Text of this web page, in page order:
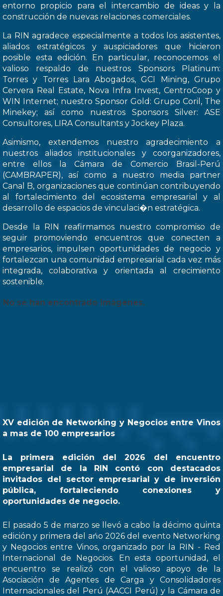
entorno propicio para el intercambio de ideas y la
construcción de nuevas relaciones comerciales.
La RIN agradece especialmente a todos los asistentes,
aliados estratégicos y auspiciadores que hicieron
posible esta edición. En particular, reconocemos el
valioso respaldo de nuestros Sponsors Platinum:
Torres y Torres Lara Abogados, GCI Mining, Grupo
Cervera Real Estate, Nova Infra Invest, CentroCoop y
WIN Internet; nuestro Sponsor Gold: Grupo Coril, The
Minekey; así como nuestros Sponsors Silver: ASE
Consultores, LIRA Consultants y Jockey Plaza.
Asimismo, extendemos nuestro agradecimiento a
nuestros aliados institucionales y coorganizadores,
entre ellos la Cámara de Comercio Brasil-Perú
(CAMBRAPER), así como a nuestro media partner
Canal B, organizaciones que continúan contribuyendo
al fortalecimiento del ecosistema empresarial y al
desarrollo de espacios de vinculaci�n estratégica.
Desde la RIN reafirmamos nuestro compromiso de
seguir promoviendo encuentros que conecten a
empresarios, impulsen oportunidades de negocio y
fortalezcan una comunidad empresarial cada vez más
integrada, colaborativa y orientada al crecimiento
sostenible.
No se han encontrado imágenes.
XV edición de Networking y Negocios entre Vinos
a mas de 100 empresarios
La primera edición del 2026 del encuentro
empresarial de la RIN contó con destacados
invitados del sector empresarial y de inversión
pública, fortaleciendo conexiones y
oportunidades de negocio.
El pasado 5 de marzo se llevó a cabo la décimo quinta
edición y primera del ańo 2026 del evento Networking
y Negocios entre Vinos, organizado por la RIN - Red
Internacional de Negocios. En esta oportunidad, el
encuentro se realizó con el valioso apoyo de la
Asociación de Agentes de Carga y Consolidadores
Internacionales del Perú (AACCI Perú) y la Cámara de